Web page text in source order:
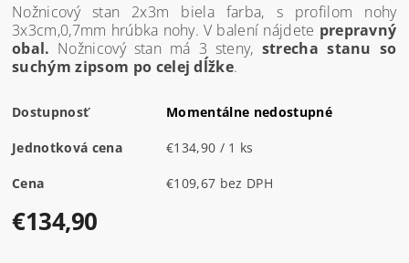
Nožnicový stan 2x3m biela farba, s profilom nohy
3x3cm,0,7mm hrúbka nohy. V balení nájdete prepravný
obal. Nožnicový stan má 3 steny, strecha stanu so
suchým zipsom po celej dĺžke.
Dostupnosť Momentálne nedostupné
Jednotková cena €134,90 / 1 ks
Cena €109,67 bez DPH
€134,90